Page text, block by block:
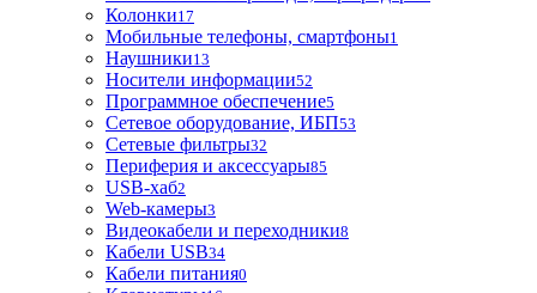
Колонки17
Мобильные телефоны, смартфоны1
Наушники13
Носители информации52
Программное обеспечение5
Сетевое оборудование, ИБП53
Сетевые фильтры32
Периферия и аксессуары85
USB-хаб2
Web-камеры3
Видеокабели и переходники8
Кабели USB34
Кабели питания0